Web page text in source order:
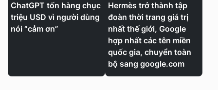
ChatGPT tốn hàng chục
triệu USD vì người dùng
nói “cảm ơn”
Hermès trở thành tập
đoàn thời trang giá trị
nhất thế giới, Google
hợp nhất các tên miền
quốc gia, chuyển toàn
bộ sang google.com